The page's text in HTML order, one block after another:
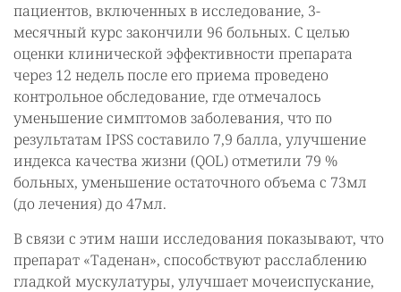
пациентов, включенных в исследование, 3-
месячный курс закончили 96 больных. С целью
оценки клинической эффективности препарата
через 12 недель после его приема проведено
контрольное обследование, где отмечалось
уменьшение симптомов заболевания, что по
результатам IPSS составило 7,9 балла, улучшение
индекса качества жизни (QOL) отметили 79 %
больных, уменьшение остаточного объема с 73мл
(до лечения) до 47мл.
В связи с этим наши исследования показывают, что
препарат «Таденан», способствуют расслаблению
гладкой мускулатуры, улучшает мочеиспускание,